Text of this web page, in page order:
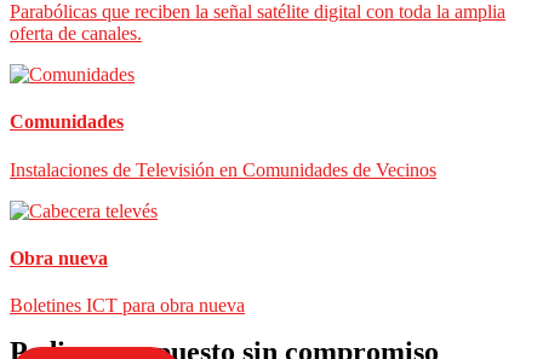
Parabólicas que reciben la señal satélite digital con toda la amplia
oferta de canales.
Comunidades
Instalaciones de Televisión en Comunidades de Vecinos
Obra nueva
Boletines ICT para obra nueva
Pedir presupuesto sin compromiso